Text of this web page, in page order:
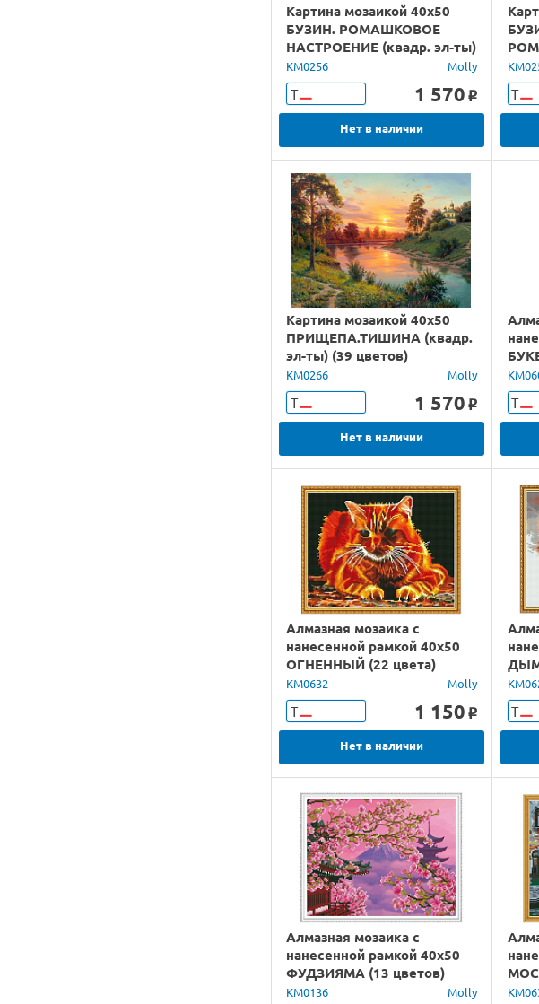
Картина мозаикой 40х50
БУЗИН. РОМАШКОВОЕ
НАСТРОЕНИЕ (квадр. эл-ты)
(39 цветов)
KM0256 Molly
Т 1 570 o
Нет в наличии
(21
Т
Картина мозаикой 40х50
ПРИЩЕПА.ТИШИНА (квадр.
эл-ты) (39 цветов)
KM0266 Molly
Т 1 570 o
Нет в наличии
Т
Алмазная мозаика с
нанесенной рамкой 40х50
ОГНЕННЫЙ (22 цвета)
KM0632 Molly
Т 1 150 o
Нет в наличии
Т
Алмазная мозаика с
нанесенной рамкой 40х50
ФУДЗИЯМА (13 цветов)
KM0136 Molly